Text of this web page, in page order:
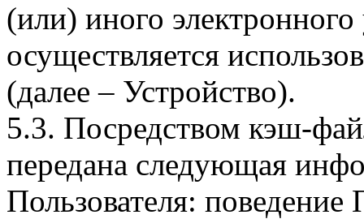
(или) иного электронного
осуществляется
(далее – Устройство).
5.3. Посредством кэш-
передана следующая
Пользователя: